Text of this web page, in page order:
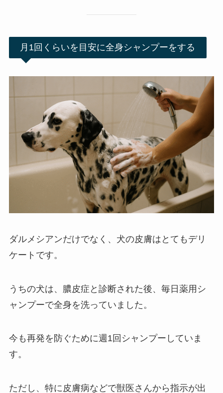
月1回くらいを目安に全身シャンプーをする
ダルメシアンだけでなく、犬の皮膚はとてもデリ
ケートです。
うちの犬は、膿皮症と診断された後、毎日薬用シ
ャンプーで全身を洗っていました。
今も再発を防ぐために週1回シャンプーしていま
す。
ただし、特に皮膚病などで獣医さんから指示が出